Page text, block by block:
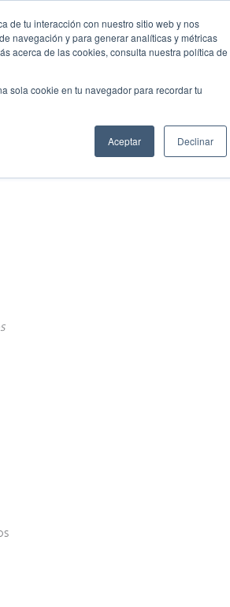
de tu interacción con nuestro sitio web y nos
navegación y para generar analíticas y métricas
acerca de las cookies, consulta nuestra política de
sola cookie en tu navegador para recordar tu
Aceptar Declinar
Oratoria Eventos Activa-t Blog